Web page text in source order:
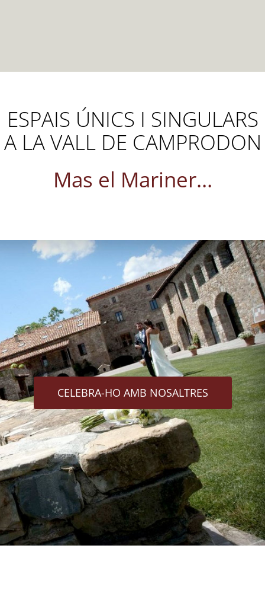
ESPAIS ÚNICS I SINGULARS
A LA VALL DE CAMPRODON
Mas el Mariner…
CELEBRA-HO AMB NOSALTRES